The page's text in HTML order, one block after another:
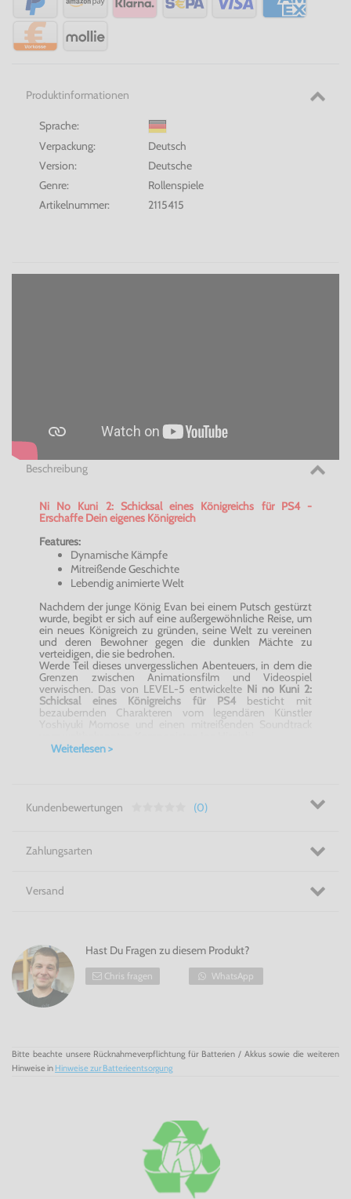
Produktinformationen
Sprache:
Verpackung:
Deutsch
Version:
Deutsche
Genre:
Rollenspiele
Artikelnummer:
2115415
Beschreibung
Ni No Kuni 2: Schicksal eines Königreichs für PS4 -
Erschaffe Dein eigenes Königreich
Features:
Dynamische Kämpfe
Mitreißende Geschichte
Lebendig animierte Welt
Nachdem der junge König Evan bei einem Putsch gestürzt
wurde, begibt er sich auf eine außergewöhnliche Reise, um
ein neues Königreich zu gründen, seine Welt zu vereinen
und deren Bewohner gegen die dunklen Mächte zu
verteidigen, die sie bedrohen.
Werde Teil dieses unvergesslichen Abenteuers, in dem die
Grenzen zwischen Animationsfilm und Videospiel
verwischen. Das von LEVEL-5 entwickelte Ni no Kuni 2:
Schicksal eines Königreichs für PS4 besticht mit
bezaubernden Charakteren vom legendären Künstler
Erforsche inNi no Kuni 2: Schicksal eines Königreichs für
angsteinflößende Gegner.
Weiterlesen >
Kundenbewertungen (0)
Zahlungsarten
Versand
Hast Du Fragen zu diesem Produkt?
Chris fragen WhatsApp
Bitte beachte unsere Rücknahmeverpflichtung für Batterien / Akkus sowie die weiteren
Hinweise in Hinweise zur Batterieentsorgung